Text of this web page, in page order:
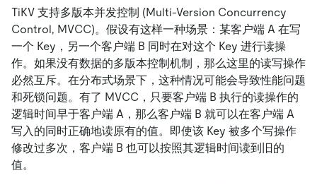
TiKV 支持多版本并发控制 (Multi-Version Concurrency
Control, MVCC)。假设有这样一种场景：某客户端 A 在写
一个 Key，另一个客户端 B 同时在对这个 Key 进行读操
作。如果没有数据的多版本控制机制，那么这里的读写操作
必然互斥。在分布式场景下，这种情况可能会导致性能问题
和死锁问题。有了 MVCC，只要客户端 B 执行的读操作的
逻辑时间早于客户端 A，那么客户端 B 就可以在客户端 A
写入的同时正确地读原有的值。即使该 Key 被多个写操作
修改过多次，客户端 B 也可以按照其逻辑时间读到旧的
值。